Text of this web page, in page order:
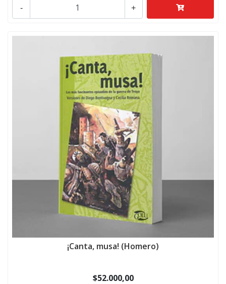
+
-
¡Canta, musa! (Homero)
$52.000,00